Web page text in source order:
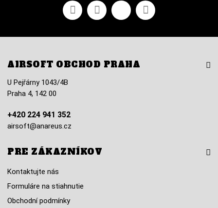
FacebookYoutubeVimeo Instagram
AIRSOFT OBCHOD PRAHA
U Pejřárny 1043/4B
Praha 4, 142 00
+420 224 941 352
airsoft@anareus.cz
PRE ZÁKAZNÍKOV
Kontaktujte nás
Formuláre na stiahnutie
Obchodní podmínky